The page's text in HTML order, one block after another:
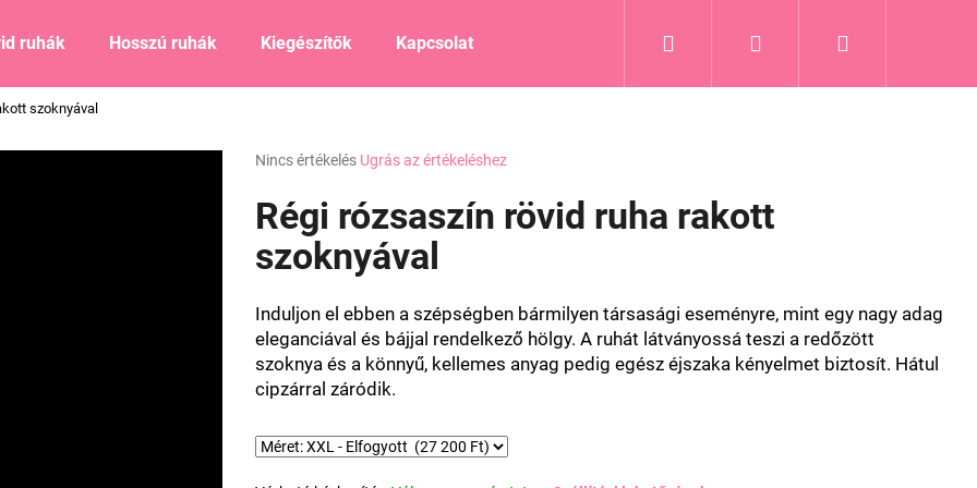
ruhák Hosszú ruhák Kiegészítők Kapcsolat Keresés Bejelentkezés
szoknyával
A
átlagos
értékelése
ből
csillag.
Nincs értékelés Ugrás az értékeléshez
Régi rózsaszín rövid ruha rakott
szoknyával
Induljon el ebben a szépségben bármilyen társasági eseményre, mint egy nagy adag
eleganciával és bájjal rendelkező hölgy. A ruhát látványossá teszi a redőzött
szoknya és a könnyű, kellemes anyag pedig egész éjszaka kényelmet biztosít. Hátul
cipzárral záródik.
Mit keres?
KERESÉS